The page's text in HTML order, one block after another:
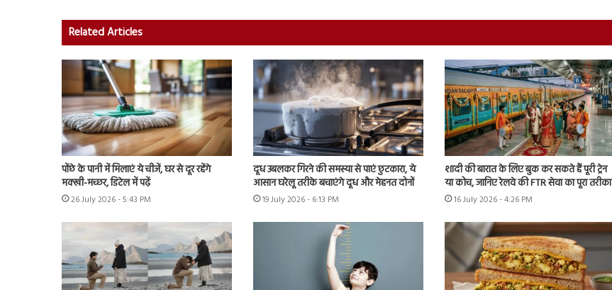
Related Articles
पोंछे के पानी में मिलाएं ये चीजें, घर से दूर रहेंगे
मक्खी-मच्छर, डिटेल में पढ़ें
26 July 2026 - 5:43 PM
दूध उबलकर गिरने की समस्या से पाएं छुटकारा, ये
आसान घरेलू तरीके बचाएंगे दूध और मेहनत दोनों
19 July 2026 - 6:13 PM
शादी की बारात के लिए बुक कर सकते हैं पूरी ट्रेन
या कोच, जानिए रेलवे की FTR सेवा का पूरा तरीका
16 July 2026 - 4:26 PM